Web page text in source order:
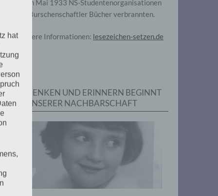
ausblenden.
ausblenden.
wo im Mai 1933 NS-Studentenorganisationen
und Burschenschaftler Bücher verbrannten.
Weitere Informationen: lesezeichen-setzen.de
GEDENKEN UND ERINNERN BEGINNT
IN UNSERER NACHBARSCHAFT
hat